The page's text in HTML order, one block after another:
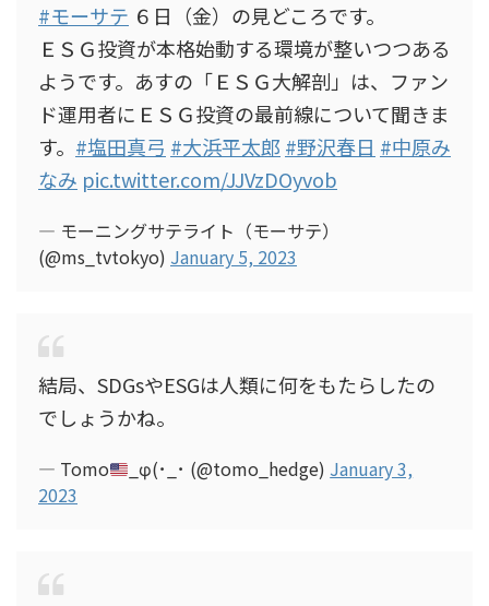
#モーサテ ６日（金）の見どころです。
ＥＳＧ投資が本格始動する環境が整いつつある
ようです。あすの「ＥＳＧ大解剖」は、ファン
ド運用者にＥＳＧ投資の最前線について聞きま
す。 #塩田真弓 #大浜平太郎 #野沢春日 #中原み
なみ pic.twitter.com/JJVzDOyvob
— モーニングサテライト（モーサテ）
(@ms_tvtokyo) January 5, 2023
結局、SDGsやESGは人類に何をもたらしたの
でしょうかね。
— Tomo _φ(･_･ (@tomo_hedge) January 3,
2023